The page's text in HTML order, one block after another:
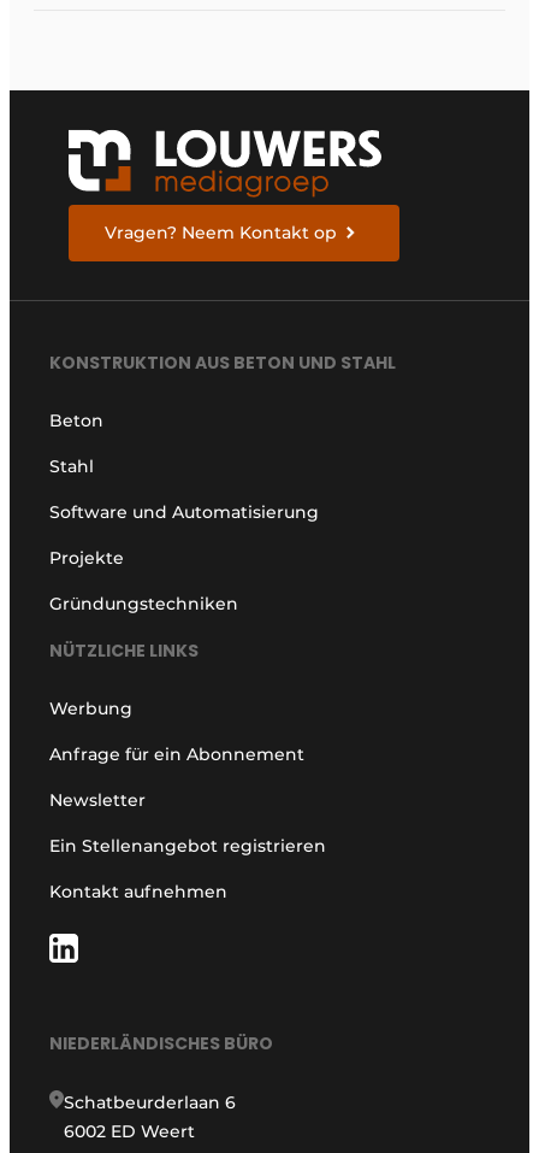
Vragen? Neem Kontakt op
KONSTRUKTION AUS BETON UND STAHL
Beton
Stahl
Software und Automatisierung
Projekte
Gründungstechniken
NÜTZLICHE LINKS
Werbung
Anfrage für ein Abonnement
Newsletter
Ein Stellenangebot registrieren
Kontakt aufnehmen
NIEDERLÄNDISCHES BÜRO
Schatbeurderlaan 6
6002 ED Weert